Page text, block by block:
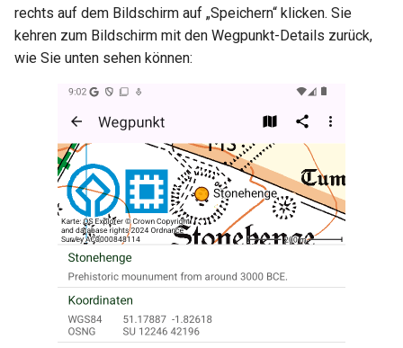
rechts auf dem Bildschirm auf „Speichern“ klicken. Sie
kehren zum Bildschirm mit den Wegpunkt-Details zurück,
wie Sie unten sehen können: